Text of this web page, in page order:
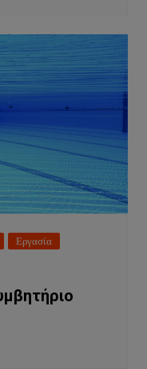
Εργασία